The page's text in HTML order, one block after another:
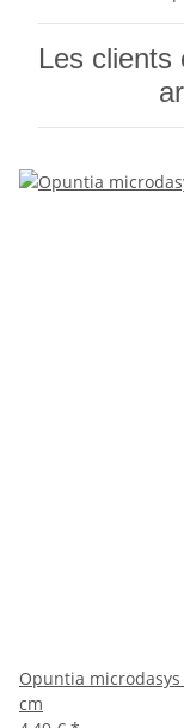
Les clients
Opuntia
cm